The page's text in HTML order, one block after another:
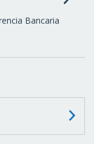
Bancaria